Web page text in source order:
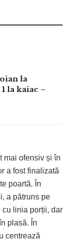
la
la kaiac –
mai ofensiv și în
a fost finalizată
poartă. În
a pătruns pe
cu linia porții, dar
plasă. În
centrează